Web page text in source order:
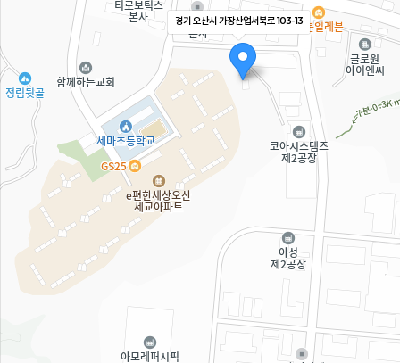
경기 오산시 가장산업서북로 103-13